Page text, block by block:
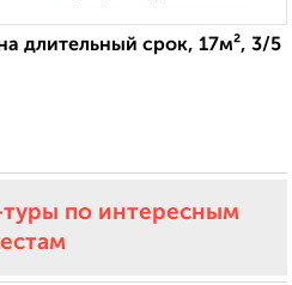
длительный срок, 17м², 3/5
туры по интересным